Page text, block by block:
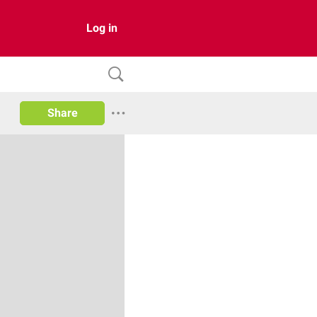
Log in
Share